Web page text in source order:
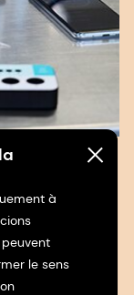
à
le sens